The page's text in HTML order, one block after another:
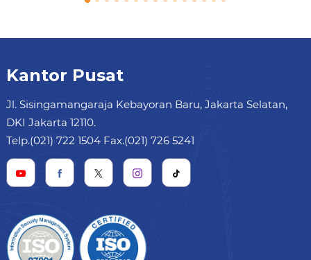
Kantor Pusat
Jl. Sisingamangaraja Kebayoran Baru, Jakarta Selatan,
DKI Jakarta 12110.
Telp.(021) 722 1504 Fax.(021) 726 5241